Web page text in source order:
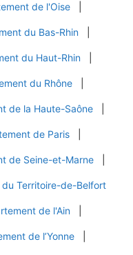
de l'Oise
du Bas-Rhin
du Haut-Rhin
du Rhône
de la Haute-Saône
de Paris
de Seine-et-Marne
du Territoire-de-Belfort
de l'Ain
de l’Yonne